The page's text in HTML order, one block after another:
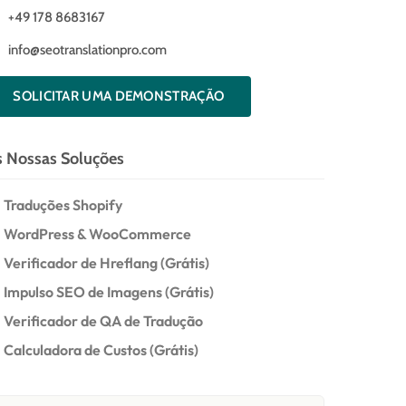
+49 178 8683167
info@seotranslationpro.com
SOLICITAR UMA DEMONSTRAÇÃO
Nossas Soluções​
Traduções Shopify
WordPress & WooCommerce
Verificador de Hreflang (Grátis)
Impulso SEO de Imagens (Grátis)
Verificador de QA de Tradução
Calculadora de Custos (Grátis)